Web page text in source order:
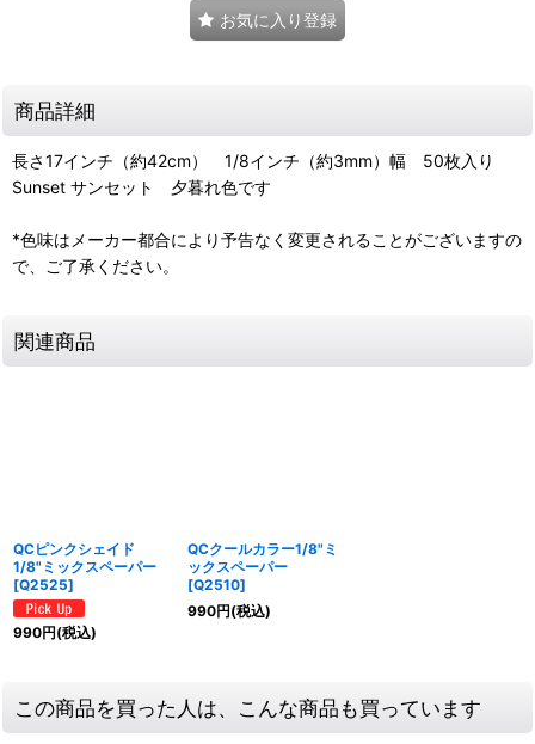
お気に入り登録
商品詳細
長さ17インチ（約42cm） 1/8インチ（約3mm）幅 50枚入り
Sunset サンセット 夕暮れ色です
*色味はメーカー都合により予告なく変更されることがございますの
で、ご了承ください。
関連商品
QCピンクシェイド
1/8"ミックスペーパー
[Q2525]
990円(税込)
QCクールカラー1/8"ミ
ックスペーパー
[Q2510]
990円(税込)
この商品を買った人は、こんな商品も買っています